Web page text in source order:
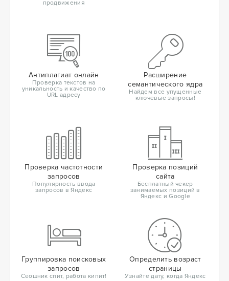
продвижения
Антиплагиат онлайн
Проверка текстов на
уникальность и качество по
URL адресу
Расширение
семантического ядра
Найдем все упущенные
ключевые запросы!
Проверка частотности
запросов
Популярность ввода
запросов в Яндекс
Проверка позиций
сайта
Бесплатный чекер
занимаемых позиций в
Яндекс и Google
Группировка поисковых
запросов
Сеошник спит, работа кипит!
Определить возраст
страницы
Узнайте дату, когда Яндекс